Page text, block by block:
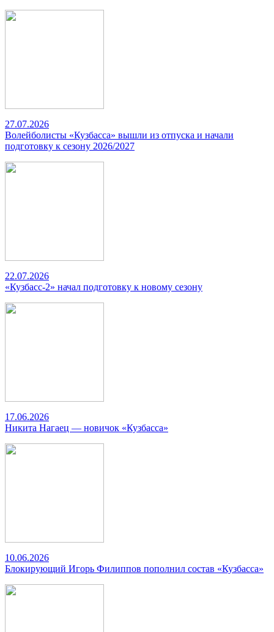
27.07.2026
Волейболисты «Кузбасса» вышли из отпуска и начали
подготовку к сезону 2026/2027
22.07.2026
«Кузбасс-2» начал подготовку к новому сезону
17.06.2026
Никита Нагаец — новичок «Кузбасса»
10.06.2026
Блокирующий Игорь Филиппов пополнил состав «Кузбасса»